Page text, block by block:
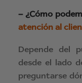
– ¿Cómo
atención al
Depende del
desde el lado
preguntarse